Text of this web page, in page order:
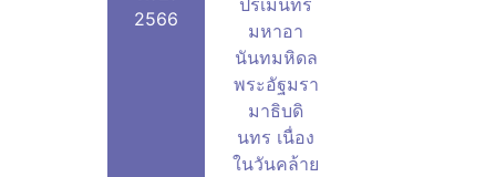
2566
มหาอา
นันทมหิดล
พระอัฐมรา
มาธิบดิ
นทร เนื่อง
ในวันคล้าย